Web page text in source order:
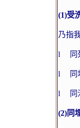
(1)受
乃指
l
l
l
(2)同